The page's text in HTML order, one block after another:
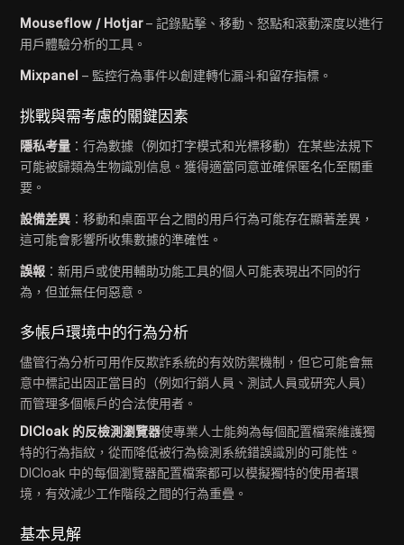
Mouseflow / Hotjar– 記錄點擊、移動、怒點和滾動深度以進行
用戶體驗分析的工具。
Mixpanel – 監控行為事件以創建轉化漏斗和留存指標。
挑戰與需考慮的關鍵因素
隱私考量 ：行為數據（例如打字模式和光標移動）在某些法規下
可能被歸類為生物識別信息。獲得適當同意並確保匿名化至關重
要。
設備差異 ：移動和桌面平台之間的用戶行為可能存在顯著差異，
這可能會影響所收集數據的準確性。
誤報 ：新用戶或使用輔助功能工具的個人可能表現出不同的行
為，但並無任何惡意。
多帳戶環境中的行為分析
儘管行為分析可用作反欺詐系統的有效防禦機制，但它可能會無
意中標記出因正當目的（例如行銷人員、測試人員或研究人員）
而管理多個帳戶的合法使用者。
DICloak 的反檢測瀏覽器使專業人士能夠為每個配置檔案維護獨
特的行為指紋，從而降低被行為檢測系統錯誤識別的可能性。
DICloak 中的每個瀏覽器配置檔案都可以模擬獨特的使用者環
境，有效減少工作階段之間的行為重疊。
基本見解